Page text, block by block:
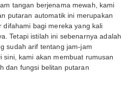
tangan berjenama mewah, kami
putaran automatik ini merupakan
difahami bagi mereka yang kali
Tetapi istilah ini sebenarnya adalah
sudah arif tentang jam-jam
sini, kami akan membuat rumusan
dan fungsi belitan putaran